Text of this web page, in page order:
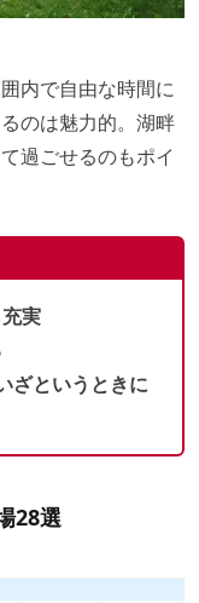
内で自由な時間に
のは魅力的。湖畔
過ごせるのもポイ
実
ざというときに
28選